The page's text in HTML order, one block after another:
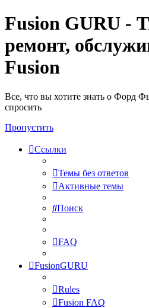
Fusion GURU -
ремонт,
Fusion
Все, что вы хотите знать о Форд
спросить
Пропустить
Ссылки
Темы без ответов
Активные темы
Поиск
FAQ
FusionGURU
Rules
Fusion FAQ